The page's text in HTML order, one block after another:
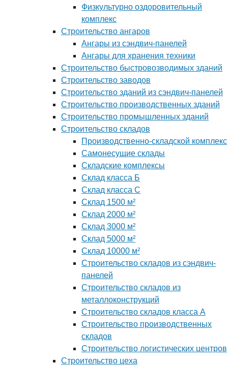
Физкультурно оздоровительный
комплекс
Строительство ангаров
Ангары из сэндвич-панелей
Ангары для хранения техники
Строительство быстровозводимых зданий
Строительство заводов
Строительство зданий из сэндвич-панелей
Строительство производственных зданий
Строительство промышленных зданий
Строительство складов
Производственно-складской комплекс
Самонесущие склады
Складские комплексы
Склад класса Б
Склад класса С
Склад 1500 м²
Склад 2000 м²
Склад 3000 м²
Склад 5000 м²
Склад 10000 м²
Строительство складов из сэндвич-
панелей
Строительство складов из
металлоконструкций
Строительство складов класса А
Строительство производственных
складов
Строительство логистических центров
Строительство цеха